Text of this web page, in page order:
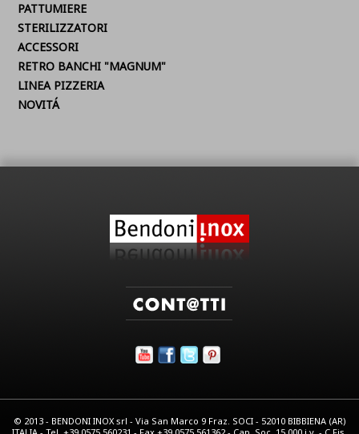
PATTUMIERE
STERILIZZATORI
ACCESSORI
RETRO BANCHI "MAGNUM"
LINEA PIZZERIA
NOVITÁ
© 2013 - BENDONI INOX srl - Via San Marco 9 Fraz. SOCI - 52010 BIBBIENA (AR)